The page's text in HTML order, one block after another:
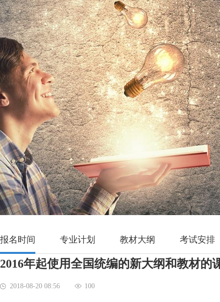
报名时间 专业计划 教材大纲 考试安排
2016年起使用全国统编的新大纲和教材的
2018-08-20 08:56 100